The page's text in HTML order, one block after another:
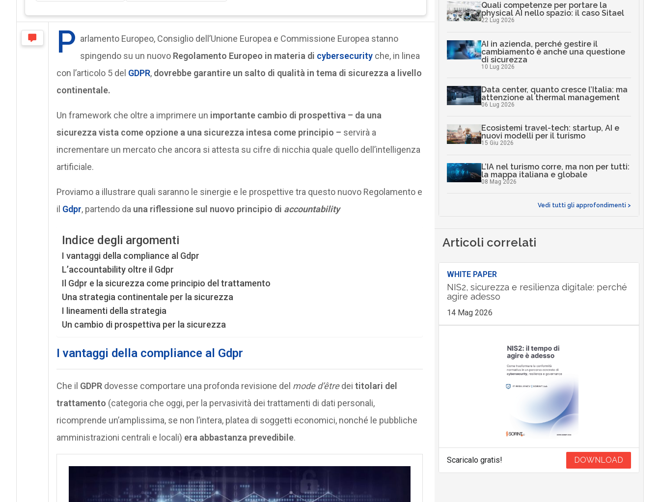
P arlamento Europeo, Consiglio dell’Unione Europea e Commissione Europea stanno
spingendo su un nuovo Regolamento Europeo in materia di cybersecurityche, in linea
con l’articolo 5 del GDPR,dovrebbe garantire un salto di qualità in tema di sicurezza a livello
continentale.
Un framework che oltre a imprimere un importante cambio di prospettiva – da una
sicurezza vista come opzione a una sicurezza intesa come principio – servirà a
incrementare un mercato che ancora si attesta su cifre di nicchia quale quello dell’intelligenza
artificiale.
Proviamo a illustrare quali saranno le sinergie e le prospettive tra questo nuovo Regolamento e
il Gdpr, partendo da una riflessione sul nuovo principio di accountability
Indice degli argomenti
I vantaggi della compliance al Gdpr
L’accountability oltre il Gdpr
Il Gdpr e la sicurezza come principio del trattamento
Una strategia continentale per la sicurezza
I lineamenti della strategia
Un cambio di prospettiva per la sicurezza
I vantaggi della compliance al Gdpr
Che il GDPRdovesse comportare una profonda revisione del mode d’êtredei titolari del
trattamento (categoria che oggi, per la pervasività dei trattamenti di dati personali,
ricomprende un’amplissima, se non l’intera, platea di soggetti economici, nonché le pubbliche
amministrazioni centrali e locali) era abbastanza prevedibile.
Quali competenze per portare la
physical AI nello spazio: il caso Sitael
22 Lug 2026
AI in azienda, perché gestire il
cambiamento è anche una questione
di sicurezza
10 Lug 2026
Data center, quanto cresce l’Italia: ma
attenzione al thermal management
06 Lug 2026
Ecosistemi travel-tech: startup, AI e
nuovi modelli per il turismo
15 Giu 2026
L’IA nel turismo corre, ma non per tutti:
la mappa italiana e globale
08 Mag 2026
Vedi tutti gli approfondimenti >
Articoli correlati
WHITE PAPER
NIS2, sicurezza e resilienza digitale: perché
agire adesso
14 Mag 2026
Scaricalo gratis! DOWNLOAD